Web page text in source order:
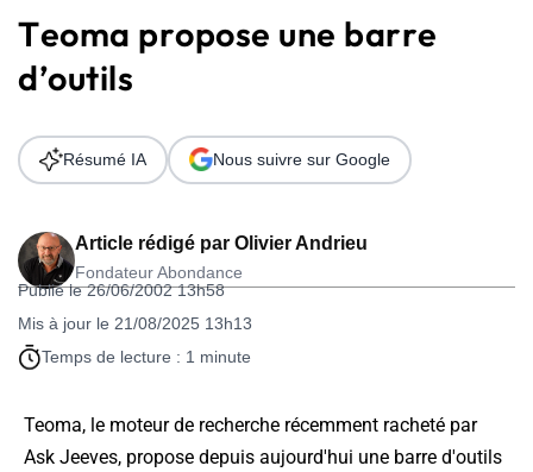
Solutions
Ressources
Audit SEO
Teoma propose une barre
d’outils
Article rédigé par Olivier Andrieu
Fondateur Abondance
Publié le 26/06/2002 13h58
Mis à jour le 21/08/2025 13h13
Temps de lecture : 1 minute
Résumé IA Nous suivre sur Google
Teoma, le moteur de recherche récemment racheté par
Ask Jeeves, propose depuis aujourd'hui une barre d'outils